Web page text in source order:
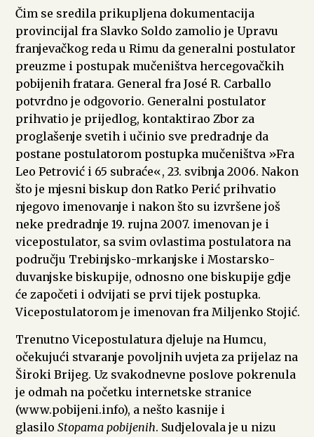
Čim se sredila prikupljena dokumentacija
provincijal fra Slavko Soldo zamolio je Upravu
franjevačkog reda u Rimu da generalni postulator
preuzme i postupak mučeništva hercegovačkih
pobijenih fratara. General fra José R. Carballo
potvrdno je odgovorio. Generalni postulator
prihvatio je prijedlog, kontaktirao Zbor za
proglašenje svetih i učinio sve predradnje da
postane postulatorom postupka mučeništva »Fra
Leo Petrović i 65 subraće«, 23. svibnja 2006. Nakon
što je mjesni biskup don Ratko Perić prihvatio
njegovo imenovanje i nakon što su izvršene još
neke predradnje 19. rujna 2007. imenovan je i
vicepostulator, sa svim ovlastima postulatora na
području Trebinjsko-mrkanjske i Mostarsko-
duvanjske biskupije, odnosno one biskupije gdje
će započeti i odvijati se prvi tijek postupka.
Vicepostulatorom je imenovan fra Miljenko Stojić.
Trenutno Vicepostulatura djeluje na Humcu,
očekujući stvaranje povoljnih uvjeta za prijelaz na
Široki Brijeg. Uz svakodnevne poslove pokrenula
je odmah na početku internetske stranice
(www.pobijeni.info), a nešto kasnije i
glasilo Stopama pobijenih. Sudjelovala je u nizu